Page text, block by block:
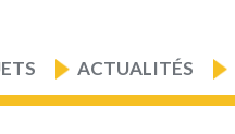
ACTUALITÉS